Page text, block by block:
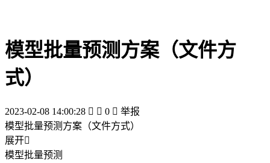
模型批量预测方案（文件方
式）
2023-02-08 14:00:28   0  举报
模型批量预测方案（文件方式）
展开
模型批量预测